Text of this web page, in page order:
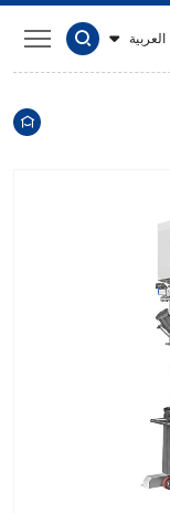
العربية